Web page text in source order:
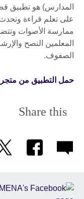
المدارس) هو تطبيق
على تعلم قراءة
ممارسة الأصوات
المعلمين النصح
الصفوف.
حمل التطبيق من متجر
Share this